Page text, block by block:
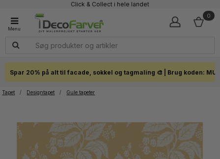
Click & Collect i hele landet
0
Spar 20% på alt til facade, sokkel og tagmaling 🎨 | Brug koden:
Tapet / Designtapet / Gule tapeter